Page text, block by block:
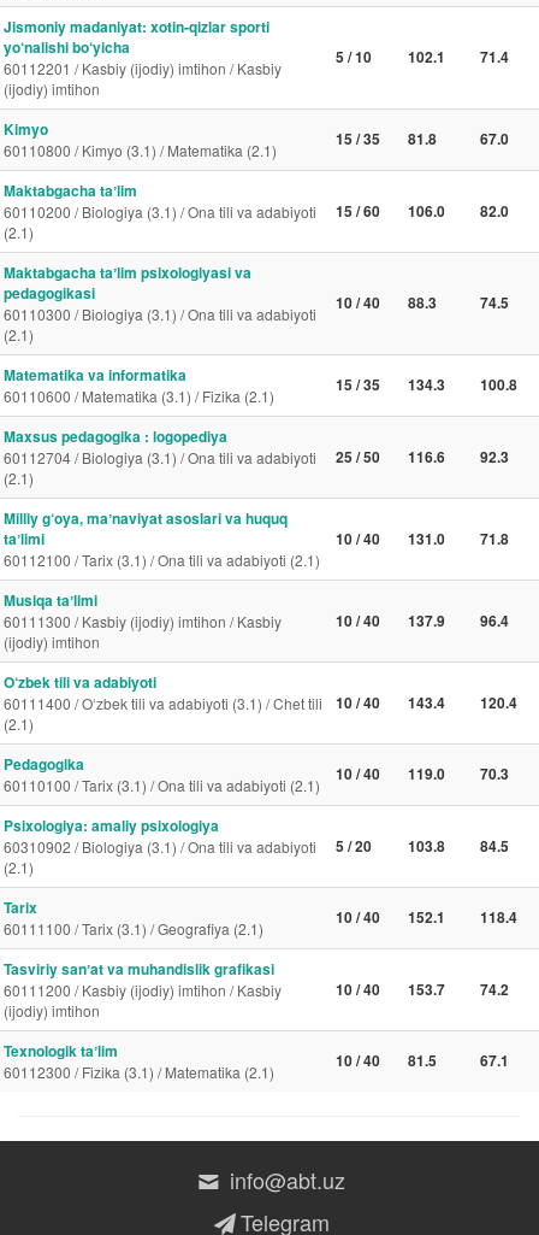
Jismoniy madaniyat: xotin-qizlar sporti
yo‘nalishi bo‘yicha
60112201 / Kasbiy (ijodiy) imtihon / Kasbiy
(ijodiy) imtihon
5 / 10 102.1 71.4
Kimyo
60110800 / Kimyo (3.1) / Matematika (2.1)
15 / 35 81.8 67.0
Maktabgacha taʼlim
60110200 / Biologiya (3.1) / Ona tili va adabiyoti
(2.1)
15 / 60 106.0 82.0
Maktabgacha taʼlim psixologiyasi va
pedagogikasi
60110300 / Biologiya (3.1) / Ona tili va adabiyoti
(2.1)
10 / 40 88.3 74.5
Matematika va informatika
60110600 / Matematika (3.1) / Fizika (2.1)
15 / 35 134.3 100.8
Maxsus pedagogika : logopediya
60112704 / Biologiya (3.1) / Ona tili va adabiyoti
(2.1)
25 / 50 116.6 92.3
Milliy g‘oya, maʼnaviyat asoslari va huquq
taʼlimi
60112100 / Tarix (3.1) / Ona tili va adabiyoti (2.1)
10 / 40 131.0 71.8
Musiqa taʼlimi
60111300 / Kasbiy (ijodiy) imtihon / Kasbiy
(ijodiy) imtihon
10 / 40 137.9 96.4
O‘zbek tili va adabiyoti
60111400 / O‘zbek tili va adabiyoti (3.1) / Chet tili
(2.1)
10 / 40 143.4 120.4
Pedagogika
60110100 / Tarix (3.1) / Ona tili va adabiyoti (2.1)
10 / 40 119.0 70.3
Psixologiya: amaliy psixologiya
60310902 / Biologiya (3.1) / Ona tili va adabiyoti
(2.1)
5 / 20 103.8 84.5
Tarix
60111100 / Tarix (3.1) / Geografiya (2.1)
10 / 40 152.1 118.4
Tasviriy sanʼat va muhandislik grafikasi
60111200 / Kasbiy (ijodiy) imtihon / Kasbiy
(ijodiy) imtihon
10 / 40 153.7 74.2
Texnologik taʼlim
60112300 / Fizika (3.1) / Matematika (2.1)
10 / 40 81.5 67.1
info@abt.uz
Telegram